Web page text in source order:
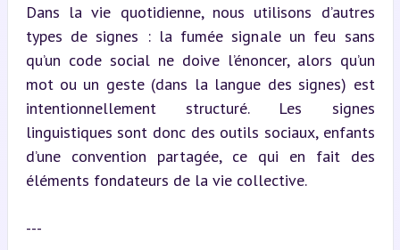
Dans la vie quotidienne, nous utilisons d’autres
types de signes : la fumée signale un feu sans
qu’un code social ne doive l’énoncer, alors qu’un
mot ou un geste (dans la langue des signes) est
intentionnellement structuré. Les signes
linguistiques sont donc des outils sociaux, enfants
d’une convention partagée, ce qui en fait des
éléments fondateurs de la vie collective.
---